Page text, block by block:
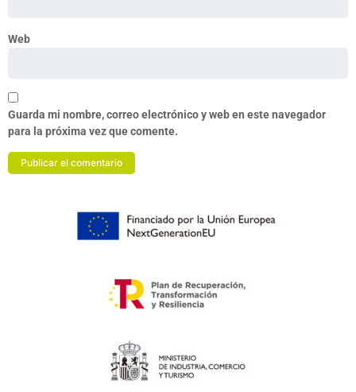
Web
Guarda mi nombre, correo electrónico y web en este navegador
para la próxima vez que comente.